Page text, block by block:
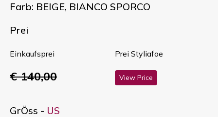
Farb: BEIGE, BIANCO SPORCO
Prei
Einkaufsprei
€ 140,00
Prei Styliafoe
View Price
GrÖss - US